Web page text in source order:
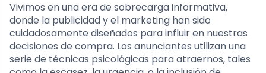
Vivimos en una era de sobrecarga informativa,
donde la publicidad y el marketing han sido
cuidadosamente diseñados para influir en nuestras
decisiones de compra. Los anunciantes utilizan una
serie de técnicas psicológicas para atraernos, tales